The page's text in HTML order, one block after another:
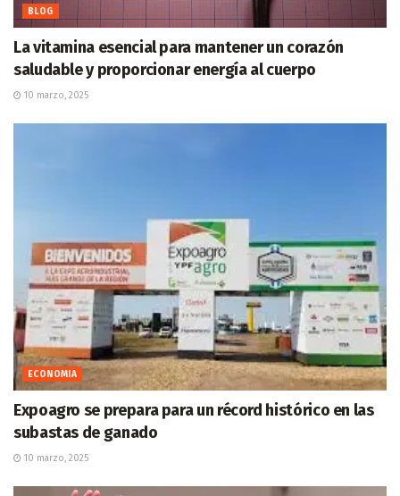
BLOG
La vitamina esencial para mantener un corazón
saludable y proporcionar energía al cuerpo
10 marzo, 2025
ECONOMIA
Expoagro se prepara para un récord histórico en las
subastas de ganado
10 marzo, 2025